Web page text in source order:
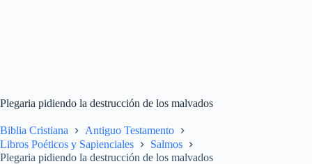
Plegaria pidiendo la destrucción de los malvados
Biblia Cristiana
Antiguo Testamento
Libros Poéticos y Sapienciales
Salmos
Plegaria pidiendo la destrucción de los malvados